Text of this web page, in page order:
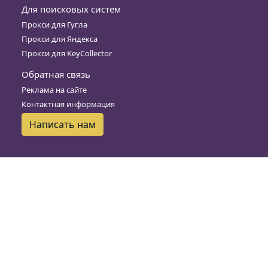
Для поисковых систем
Прокси для Гугла
Прокси для Яндекса
Прокси для KeyCollector
Обратная связь
Реклама на сайте
Контактная информация
Написать нам